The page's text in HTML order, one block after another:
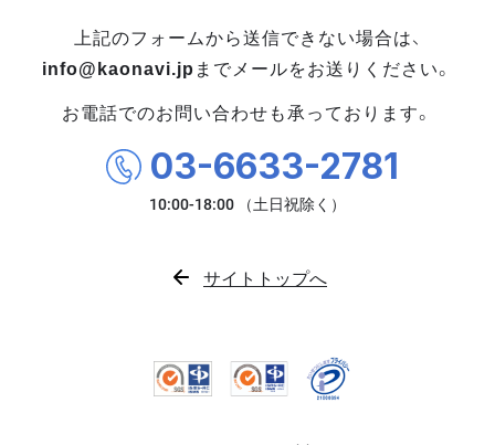
上記のフォームから送信できない場合は、
info@kaonavi.jp までメールをお送りください。
お電話でのお問い合わせも承っております。
03-6633-2781
サイトトップへ